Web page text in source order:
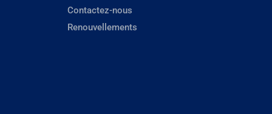
Contactez-nous
Renouvellements